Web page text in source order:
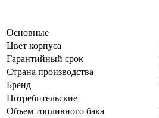
Основные
Цвет корпуса
Гарантийный срок
Страна производства
Бренд
Потребительские
Объем топливного бака